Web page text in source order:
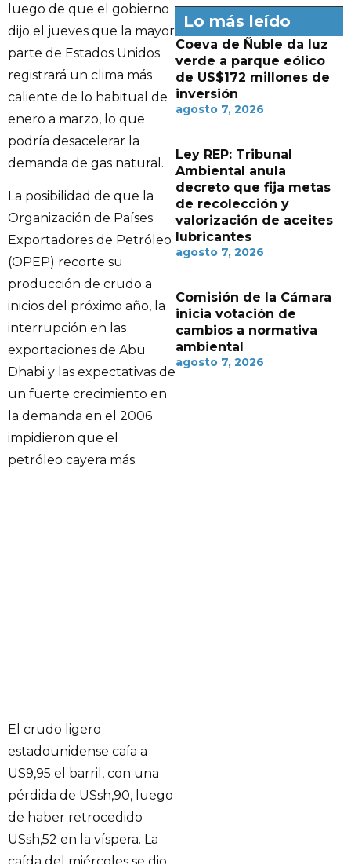
luego de que el gobierno
dijo el jueves que la mayor
parte de Estados Unidos
registrará un clima más
caliente de lo habitual de
enero a marzo, lo que
podría desacelerar la
demanda de gas natural.
La posibilidad de que la
Organización de Países
Exportadores de Petróleo
(OPEP) recorte su
producción de crudo a
inicios del próximo año, la
interrupción en las
exportaciones de Abu
Dhabi y las expectativas de
un fuerte crecimiento en
la demanda en el 2006
impidieron que el
petróleo cayera más.
El crudo ligero
estadounidense caía a
US9,95 el barril, con una
pérdida de USsh,90, luego
de haber retrocedido
USsh,52 en la víspera. La
caída del miércoles se dio
Lo más leído
Coeva de Ñuble da luz
verde a parque eólico
de US$172 millones de
inversión
agosto 7, 2026
Ley REP: Tribunal
Ambiental anula
decreto que fija metas
de recolección y
valorización de aceites
lubricantes
agosto 7, 2026
Comisión de la Cámara
inicia votación de
cambios a normativa
ambiental
agosto 7, 2026